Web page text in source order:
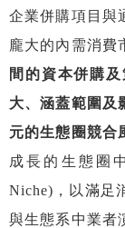
企業併購項目與
龐大的內需消費
間的資本併購
大、涵蓋範圍及
元的生態圈競合
成長的生態圈
Niche)，以滿足
與生態系中業者